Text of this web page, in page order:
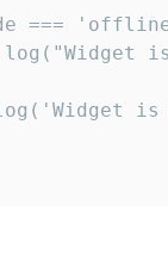
===
is